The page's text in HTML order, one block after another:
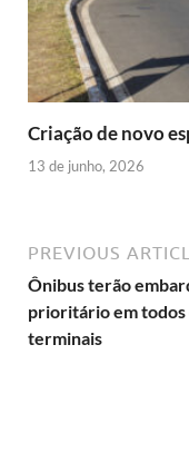
Criação de novo
13 de junho, 2026
PREVIOUS
Ônibus terão
prioritário em todos
terminais